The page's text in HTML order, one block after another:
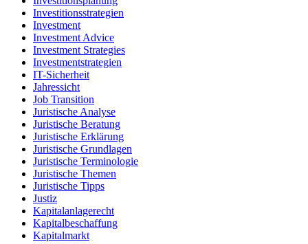
Investitionsstrategien
Investment
Investment Advice
Investment Strategies
Investmentstrategien
IT-Sicherheit
Jahressicht
Job Transition
Juristische Analyse
Juristische Beratung
Juristische Erklärung
Juristische Grundlagen
Juristische Terminologie
Juristische Themen
Juristische Tipps
Justiz
Kapitalanlagerecht
Kapitalbeschaffung
Kapitalmarkt